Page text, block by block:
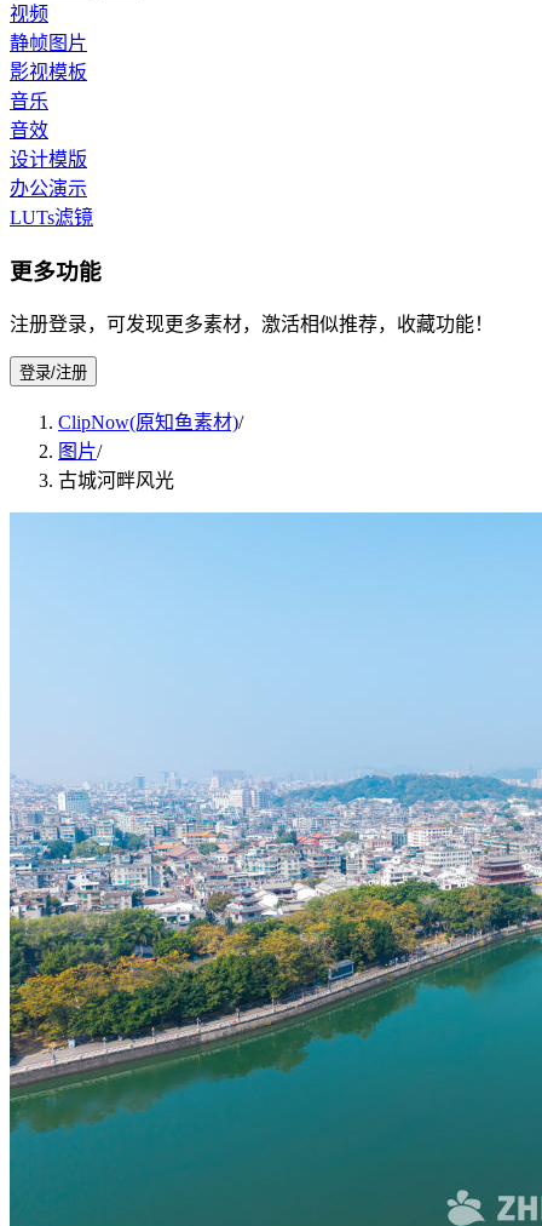
视频
静帧图片
影视模板
音乐
音效
设计模版
办公演示
LUTs滤镜
更多功能
注册登录，可发现更多素材，激活相似推荐，收藏功能！
登录/注册
ClipNow(原知鱼素材)/
图片/
古城河畔风光